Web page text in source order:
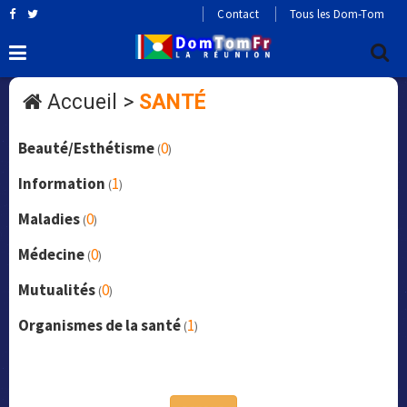
Contact Tous les Dom-Tom
Accueil > SANTÉ
Beauté/Esthétisme(0)
Information (1)
Maladies(0)
Médecine(0)
Mutualités(0)
Organismes de la santé(1)